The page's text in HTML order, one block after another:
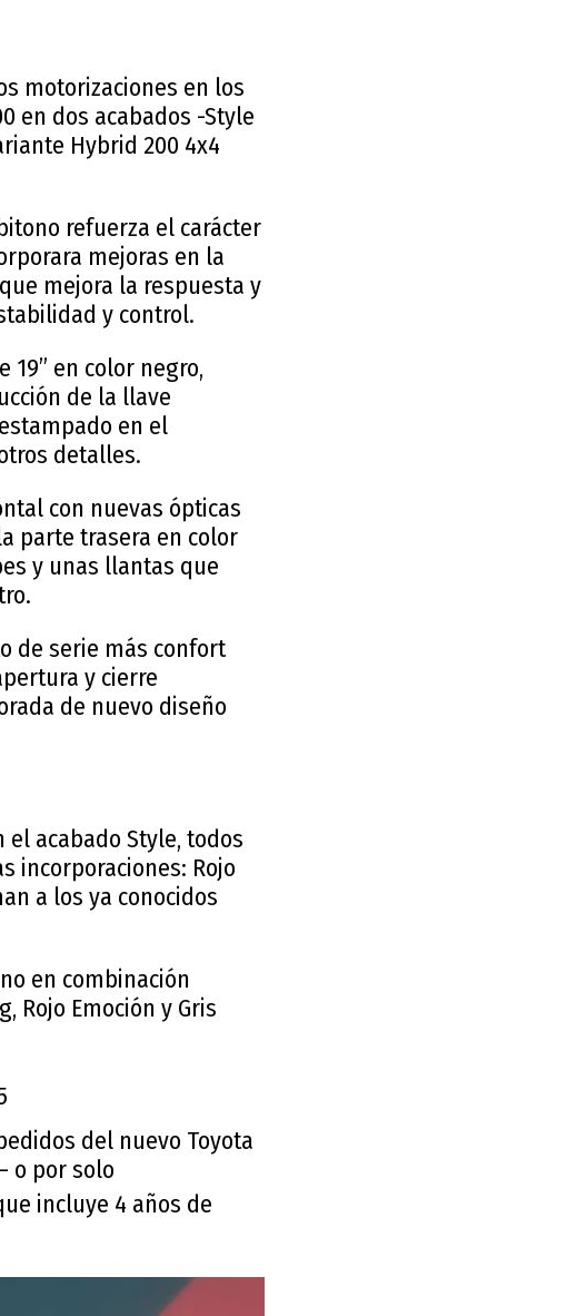
motorizaciones en los
en dos acabados -Style
Hybrid 200 4x4
refuerza el carácter
mejoras en la
mejora la respuesta y
y control.
19” en color negro,
de la llave
en el
detalles.
con nuevas ópticas
parte trasera en color
y unas llantas que
de serie más confort
y cierre
de nuevo diseño
el acabado Style, todos
incorporaciones: Rojo
a los ya conocidos
en combinación
Rojo Emoción y Gris
del nuevo Toyota
o por solo
incluye 4 años de